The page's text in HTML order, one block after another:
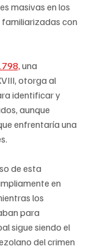
masivas en los
con
una
otorga al
identificar y
aunque
enfrentaría una
de esta
en
los
para
sigue siendo el
del crimen